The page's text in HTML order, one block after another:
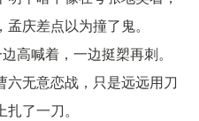
庆差点以为撞了鬼。
高喊着，一边挺槊再刺。
六无意恋战，只是远远用刀
了一刀。